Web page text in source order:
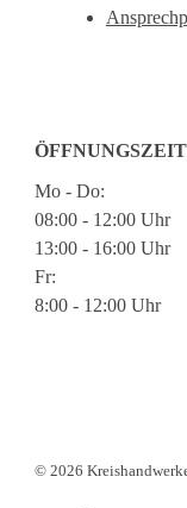
Mo - Do:
08:00 - 12:00 Uhr
13:00 - 16:00 Uhr
Fr:
8:00 - 12:00 Uhr
© 2026